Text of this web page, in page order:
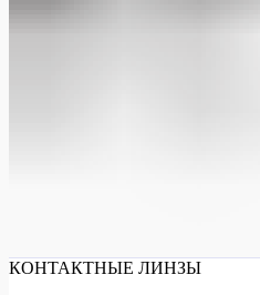
КОНТАКТНЫЕ ЛИНЗЫ